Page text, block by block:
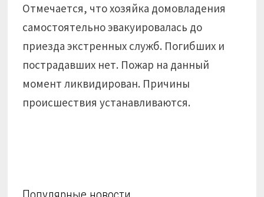
Отмечается, что хозяйка домовладения
самостоятельно эвакуировалась до
приезда экстренных служб. Погибших и
пострадавших нет. Пожар на данный
момент ликвидирован. Причины
происшествия устанавливаются.